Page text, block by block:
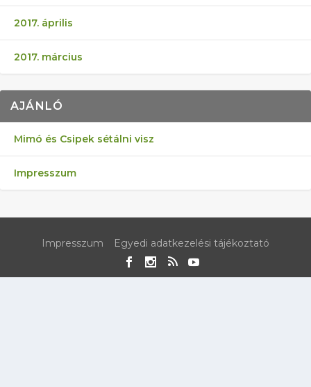
2017. április
2017. március
AJÁNLÓ
Mimó és Csipek sétálni visz
Impresszum
Impresszum Egyedi adatkezelési tájékoztató